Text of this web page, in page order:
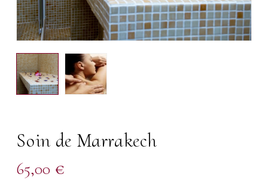
Soin de Marrakech
65,00 €